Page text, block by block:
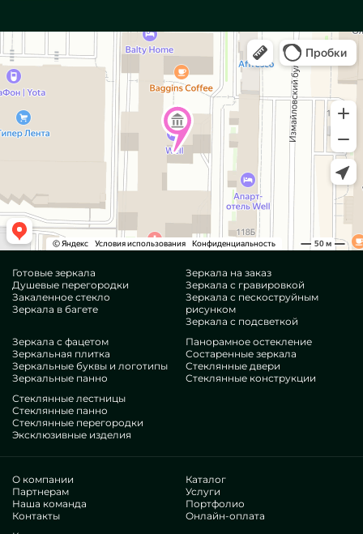
Готовые зеркала
Душевые перегородки
Закаленное стекло
Зеркала в багете
Зеркала на заказ
Зеркала с гравировкой
Зеркала с пескоструйным
рисунком
Зеркала с подсветкой
Зеркала с фацетом
Зеркальная плитка
Зеркальные буквы и логотипы
Зеркальные панно
Панорамное остекление
Состаренные зеркала
Стеклянные двери
Стеклянные конструкции
Стеклянные лестницы
Стеклянные панно
Стеклянные перегородки
Эксклюзивные изделия
О компании
Партнерам
Наша команда
Контакты
Каталог
Услуги
Портфолио
Онлайн-оплата